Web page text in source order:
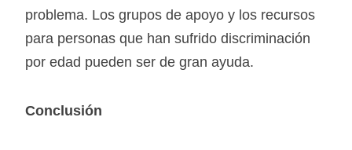
problema. Los grupos de apoyo y los recursos
para personas que han sufrido discriminación
por edad pueden ser de gran ayuda.
Conclusión